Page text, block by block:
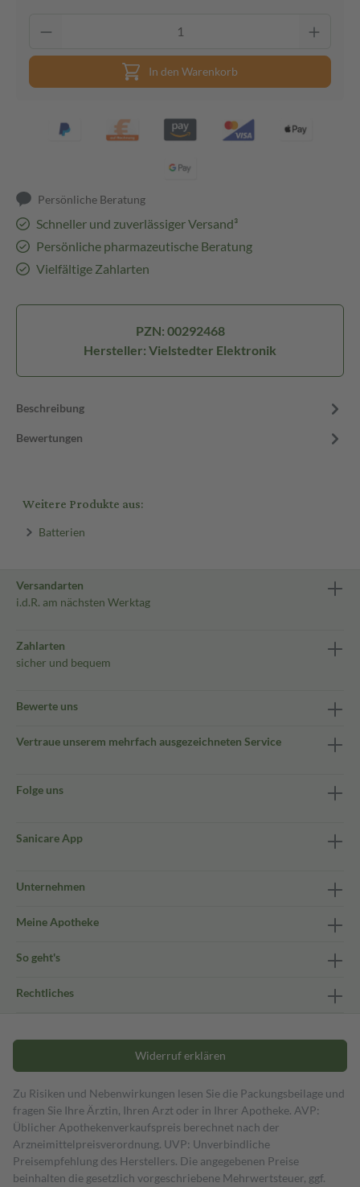
In den Warenkorb
Persönliche Beratung
Schneller und zuverlässiger Versand³
Persönliche pharmazeutische Beratung
Vielfältige Zahlarten
PZN: 00292468
Hersteller: Vielstedter Elektronik
Beschreibung
Bewertungen
Weitere Produkte aus:
Batterien
Versandarten
i.d.R. am nächsten Werktag
Zahlarten
sicher und bequem
Bewerte uns
Vertraue unserem mehrfach ausgezeichneten Service
Folge uns
Sanicare App
Unternehmen
Meine Apotheke
So geht's
Rechtliches
Widerruf erklären
Zu Risiken und Nebenwirkungen lesen Sie die Packungsbeilage und
fragen Sie Ihre Ärztin, Ihren Arzt oder in Ihrer Apotheke. AVP:
Üblicher Apothekenverkaufspreis berechnet nach der
Arzneimittelpreisverordnung. UVP: Unverbindliche
Preisempfehlung des Herstellers. Die angegebenen Preise
beinhalten die gesetzlich vorgeschriebene Mehrwertsteuer, ggf.